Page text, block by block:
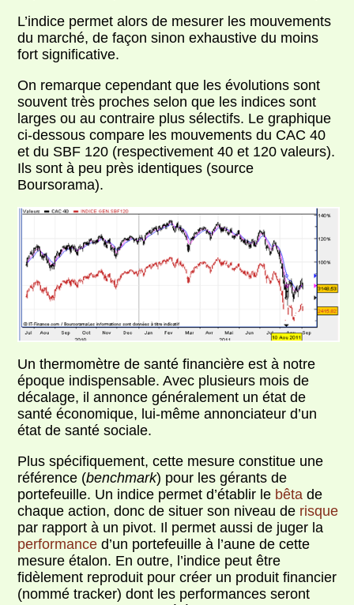
L’indice permet alors de mesurer les mouvements
du marché, de façon sinon exhaustive du moins
fort significative.
On remarque cependant que les évolutions sont
souvent très proches selon que les indices sont
larges ou au contraire plus sélectifs. Le graphique
ci-dessous compare les mouvements du CAC 40
et du SBF 120 (respectivement 40 et 120 valeurs).
Ils sont à peu près identiques (source
Boursorama).
Un thermomètre de santé financière est à notre
époque indispensable. Avec plusieurs mois de
décalage, il annonce généralement un état de
santé économique, lui-même annonciateur d’un
état de santé sociale.
Plus spécifiquement, cette mesure constitue une
référence (benchmark) pour les gérants de
portefeuille. Un indice permet d’établir le bêta de
chaque action, donc de situer son niveau de risque
par rapport à un pivot. Il permet aussi de juger la
performance d’un portefeuille à l’aune de cette
mesure étalon. En outre, l’indice peut être
fidèlement reproduit pour créer un produit financier
(nommé tracker) dont les performances seront